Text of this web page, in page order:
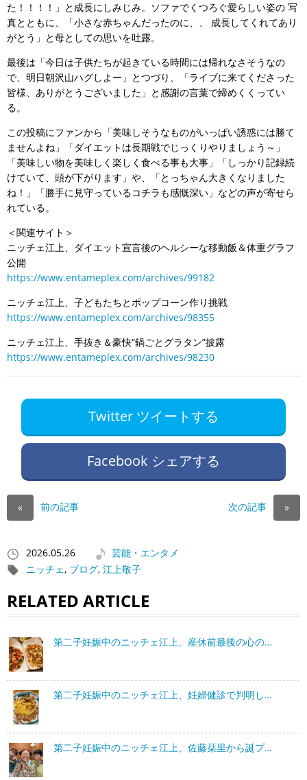
た！！！！」と成長にしみじみ。ソファでくつろぐ愛らしい姿の 写
真とともに、「小さな赤ちゃんだったのに、、 成長してくれてあり
がとう」と母としての思いを吐露。
最後は「今日は子供たちが起きている時間には帰れなさそうなの
で、明日朝沢山ハグしよー」とつづり、「ライブに来てくださった
皆様、ありがとうございました」と感謝の言葉で締めくくってい
る。
この投稿にファンから「美味しそうなものがいっぱい誘惑には勝て
ませんよね」「ダイエットは長期戦でじっくりやりましょう～」
「美味しい物を美味しく楽しく食べる事も大事」「しっかり記録続
けていて、頭が下がります」や、「とっちゃん大きくなりました
ね！」「勝手に見守っているコチラも感慨深い」などの声が寄せら
れている。
＜関連サイト＞
ニッチェ江上、ダイエット宣言後のヘルシーな移動飯＆体重グラフ
公開
https://www.entameplex.com/archives/99182
ニッチェ江上、子どもたちとポップコーン作り挑戦
https://www.entameplex.com/archives/98355
ニッチェ江上、手抜き＆豪快“鍋ごとグラタン”披露
https://www.entameplex.com/archives/98230
Twitter ツイートする
Facebook シェアする
« 前の記事 次の記事 »
2026.05.26
芸能・エンタメ
ニッチェ , ブログ, 江上敬子
RELATED ARTICLE
第二子妊娠中のニッチェ江上、産休前最後の心の…
第二子妊娠中のニッチェ江上、妊婦健診で判明し…
第二子妊娠中のニッチェ江上、佐藤栞里から誕プ…